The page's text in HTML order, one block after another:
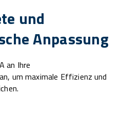
und
Anpassung
an Ihre
um maximale Effizienz und